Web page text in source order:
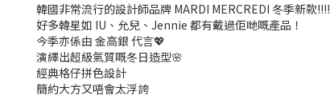
韓國非常流行的設計師品牌 MARDI MERCREDI 冬季新款!!!!
好多韓星如 IU、允兒、Jennie 都有戴過佢哋嘅產品！
今季亦係由 金高銀 代言💖
演繹出超級氣質嘅冬日造型🌸
經典格仔拼色設計
簡約大方又唔會太浮誇